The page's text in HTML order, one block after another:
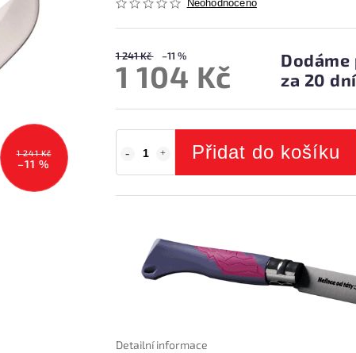
1 241 Kč
–11 %
Neohodnoceno
1 241 Kč –11 %
1 104 Kč
za 20 dní
Přidat do košíku
Detailní informace